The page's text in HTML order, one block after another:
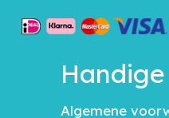
Algemene